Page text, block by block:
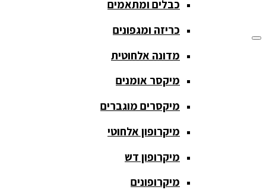
ציוד הגברה
Outlet Sale
חגורת הגברה
כבלים
ומתאמים
כבלים ומתאמים
כריזה ומגפונים
מדונה אלחוטית
מיקסר אומנים
מיקסרים מוגברים
מיקרופון אלחוטי
מיקרופון דש
מיקרופונים